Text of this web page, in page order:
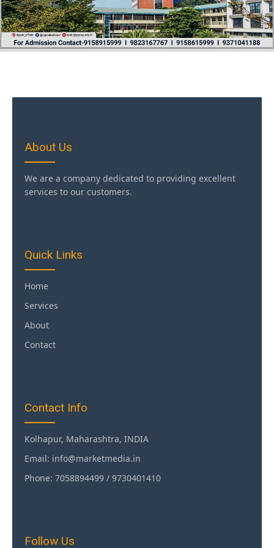
About Us
We are a company dedicated to providing excellent
services to our customers.
Quick Links
Home
Services
About
Contact
Contact Info
Kolhapur, Maharashtra, INDIA
Email: info@marketmedia.in
Phone: 7058894499 / 9730401410
Follow Us